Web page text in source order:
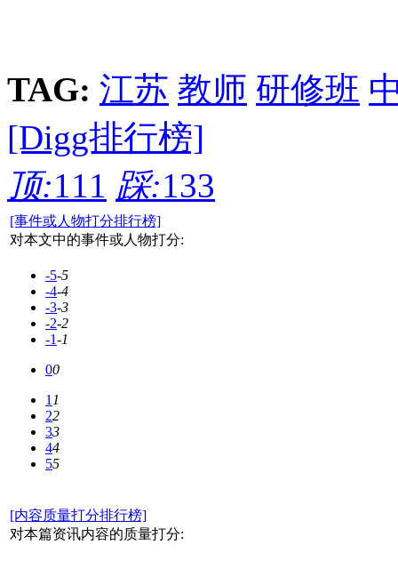
TAG: 江苏 教师 研修班
[Digg排行榜]
顶:111 踩:133
[事件或人物打分排行榜]
对本文中的事件或人物打分:
-5-5
-4-4
-3-3
-2-2
-1-1
00
11
22
33
44
55
[内容质量打分排行榜]
对本篇资讯内容的质量打分: